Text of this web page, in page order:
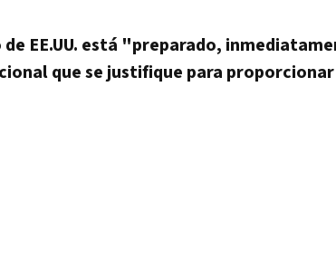
de EE.UU. está "preparado,
que se justifique para proporcionar